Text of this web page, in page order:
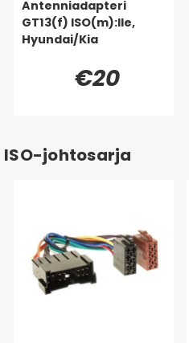
Antenniadapteri
GT13(f) ISO(m):lle,
Hyundai/Kia
€20
ISO-johtosarja